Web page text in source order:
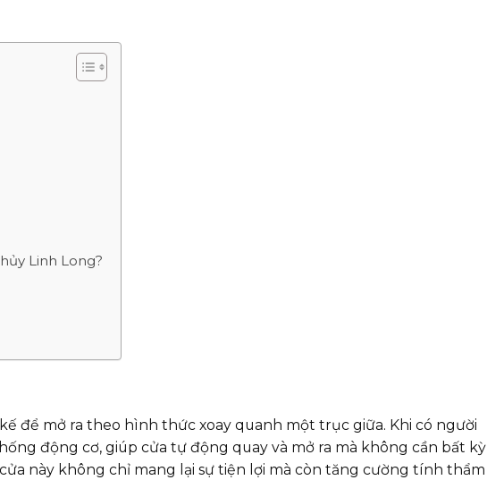
Linh Long?
để mở ra theo hình thức xoay quanh một trục giữa. Khi có người
động cơ, giúp cửa tự động quay và mở ra mà không cần bất kỳ
này không chỉ mang lại sự tiện lợi mà còn tăng cường tính thẩm